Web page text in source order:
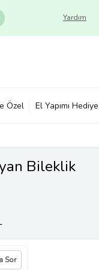
Yardım
Özel El Yapımı Hediye
Bileklik
Sor